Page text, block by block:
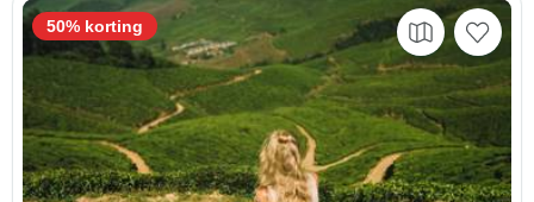
50% korting